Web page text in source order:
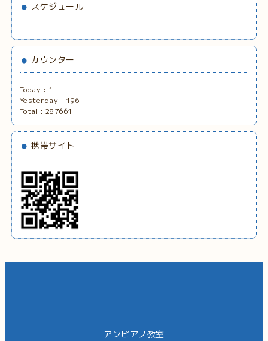
スケジュール
カウンター
Today : 1
Yesterday : 196
Total : 287661
携帯サイト
アンピアノ教室